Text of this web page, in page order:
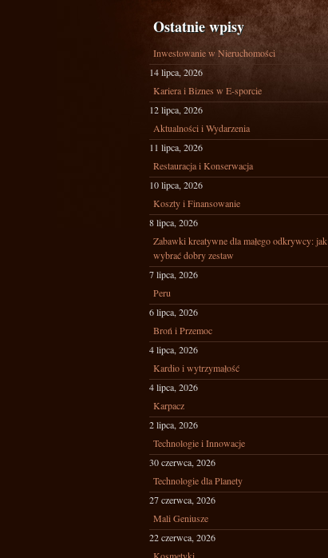
Ostatnie wpisy
Inwestowanie w Nieruchomości
14 lipca, 2026
Kariera i Biznes w E-sporcie
12 lipca, 2026
Aktualności i Wydarzenia
11 lipca, 2026
Restauracja i Konserwacja
10 lipca, 2026
Koszty i Finansowanie
8 lipca, 2026
Zabawki kreatywne dla małego odkrywcy: jak
wybrać dobry zestaw
7 lipca, 2026
Peru
6 lipca, 2026
Broń i Przemoc
4 lipca, 2026
Kardio i wytrzymałość
4 lipca, 2026
Karpacz
2 lipca, 2026
Technologie i Innowacje
30 czerwca, 2026
Technologie dla Planety
27 czerwca, 2026
Mali Geniusze
22 czerwca, 2026